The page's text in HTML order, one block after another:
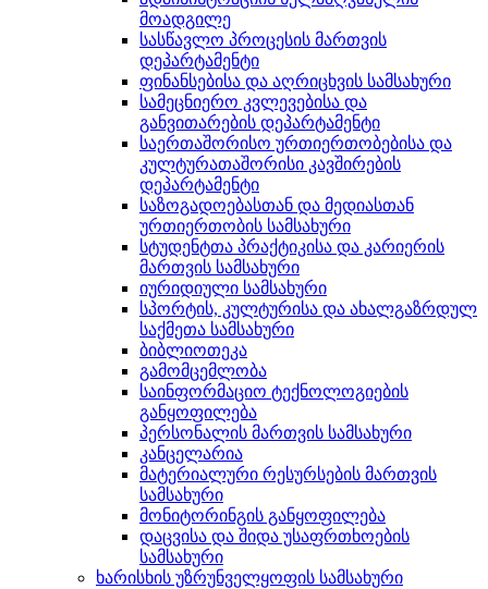
მოადგილე
სასწავლო პროცესის მართვის
დეპარტამენტი
ფინანსებისა და აღრიცხვის სამსახური
სამეცნიერო კვლევებისა და
განვითარების დეპარტამენტი
საერთაშორისო ურთიერთობებისა და
კულტურათაშორისი კავშირების
დეპარტამენტი
საზოგადოებასთან და მედიასთან
ურთიერთობის სამსახური
სტუდენტთა პრაქტიკისა და კარიერის
მართვის სამსახური
იურიდიული სამსახური
სპორტის, კულტურისა და ახალგაზრდულ
საქმეთა სამსახური
ბიბლიოთეკა
გამომცემლობა
საინფორმაციო ტექნოლოგიების
განყოფილება
პერსონალის მართვის სამსახური
კანცელარია
მატერიალური რესურსების მართვის
სამსახური
მონიტორინგის განყოფილება
დაცვისა და შიდა უსაფრთხოების
სამსახური
ხარისხის უზრუნველყოფის სამსახური